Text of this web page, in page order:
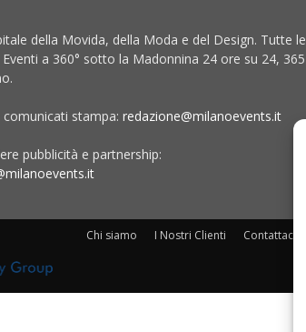
della Movida, della Moda e del Design. Tutte le
a 360° sotto la Madonnina 24 ore su 24, 365
comunicati stampa: redazione@milanoevents.it
pubblicità e partnership:
Chi siamo I Nostri Clienti Contattaci